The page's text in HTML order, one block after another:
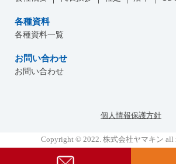
各種資料
各種資料一覧
お問い合わせ
お問い合わせ
個人情報保護方針
Copyright © 2022. 株式会社ヤマキン all